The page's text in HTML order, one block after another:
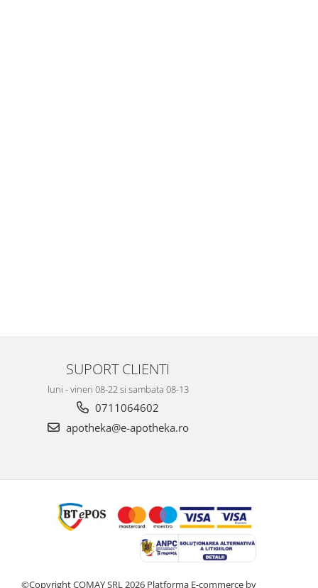
SUPORT CLIENTI
luni - vineri 08-22 si sambata 08-13
0711064602
apotheka@e-apotheka.ro
©Copyright COMAY SRL 2026 Platforma E-commerce by